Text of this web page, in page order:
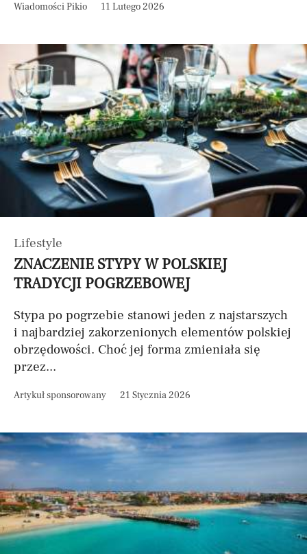
Wiadomości Pikio 11 Lutego 2026
Lifestyle
ZNACZENIE STYPY W POLSKIEJ
TRADYCJI POGRZEBOWEJ
Stypa po pogrzebie stanowi jeden z najstarszych
i najbardziej zakorzenionych elementów polskiej
obrzędowości. Choć jej forma zmieniała się
przez...
Artykuł sponsorowany 21 Stycznia 2026